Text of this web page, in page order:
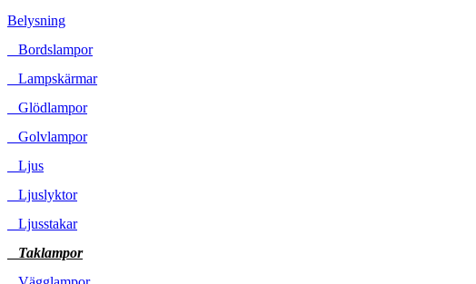
Belysning
Bordslampor
Lampskärmar
Glödlampor
Golvlampor
Ljus
Ljuslyktor
Ljusstakar
Taklampor